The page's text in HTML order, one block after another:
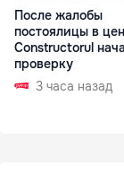
После жалобы
постоялицы в
Constructorul
проверку
3 часа назад